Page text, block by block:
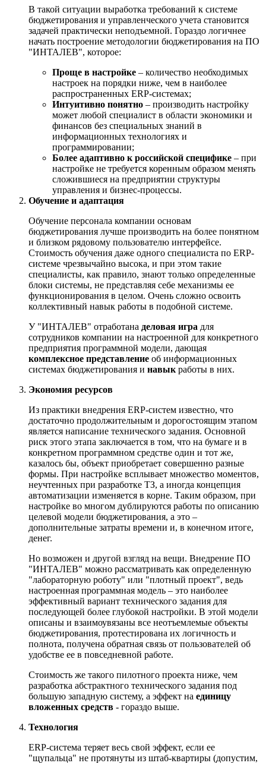
В такой ситуации выработка требований к системе
бюджетирования и управленческого учета становится
задачей практически неподъемной. Гораздо логичнее
начать построение методологии бюджетирования на ПО
"ИНТАЛЕВ", которое:
Проще в настройке – количество необходимых
настроек на порядки ниже, чем в наиболее
распространенных ERP-системах;
Интуитивно понятно – производить настройку
может любой специалист в области экономики и
финансов без специальных знаний в
информационных технологиях и
программировании;
Более адаптивно к российской специфике – при
настройке не требуется коренным образом менять
сложившиеся на предприятии структуры
управления и бизнес-процессы.
Обучение и адаптация
Обучение персонала компании основам
бюджетирования лучше производить на более понятном
и близком рядовому пользователю интерфейсе.
Стоимость обучения даже одного специалиста по ERP-
системе чрезвычайно высока, и при этом такие
специалисты, как правило, знают только определенные
блоки системы, не представляя себе механизмы ее
функционирования в целом. Очень сложно освоить
коллективный навык работы в подобной системе.
У "ИНТАЛЕВ" отработана деловая игра для
сотрудников компании на настроенной для конкретного
предприятия программной модели, дающая
комплексное представление об информационных
системах бюджетирования и навык работы в них.
Экономия ресурсов
Из практики внедрения ERP-систем известно, что
достаточно продолжительным и дорогостоящим этапом
является написание технического задания. Основной
риск этого этапа заключается в том, что на бумаге и в
конкретном программном средстве один и тот же,
казалось бы, объект приобретает совершенно разные
формы. При настройке всплывает множество моментов,
неучтенных при разработке ТЗ, а иногда концепция
автоматизации изменяется в корне. Таким образом, при
настройке во многом дублируются работы по описанию
целевой модели бюджетирования, а это –
дополнительные затраты времени и, в конечном итоге,
денег.
Но возможен и другой взгляд на вещи. Внедрение ПО
"ИНТАЛЕВ" можно рассматривать как определенную
"лабораторную роботу" или "плотный проект", ведь
настроенная программная модель – это наиболее
эффективный вариант технического задания для
последующей более глубокой настройки. В этой модели
описаны и взаимоувязаны все неотъемлемые объекты
бюджетирования, протестирована их логичность и
полнота, получена обратная связь от пользователей об
удобстве ее в повседневной работе.
Стоимость же такого пилотного проекта ниже, чем
разработка абстрактного технического задания под
большую западную систему, а эффект на единицу
вложенных средств - гораздо выше.
Технология
ERP-система теряет весь свой эффект, если ее
"щупальца" не протянуты из штаб-квартиры (допустим,